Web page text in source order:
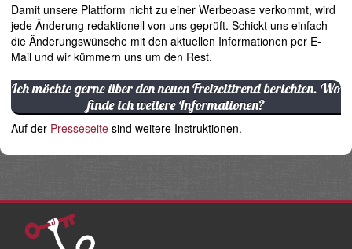
Damit unsere Plattform nicht zu einer Werbeoase verkommt, wird
jede Änderung redaktionell von uns geprüft. Schickt uns einfach
die Änderungswünsche mit den aktuellen Informationen per E-
Mail und wir kümmern uns um den Rest.
Ich möchte gerne über den neuen Freizeittrend berichten. Wo
finde ich weitere Informationen?
Auf der Presseseite sind weitere Instruktionen.